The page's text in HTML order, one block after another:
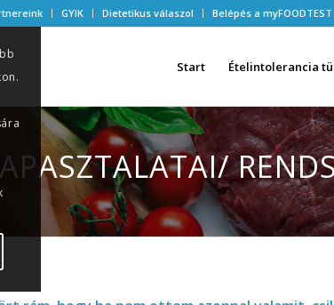
GYIK Dietetikus válaszol Belépés a
Start Ételintolerancia